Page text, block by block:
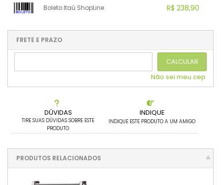
DÚVIDAS
TIRE SUAS DÚVIDAS SOBRE ESTE
PRODUTO
INDIQUE
INDIQUE ESTE PRODUTO A UM AMIGO
2x sem juros de R$ 119,45
4x sem juros de R$ 59,73
5x sem juros de R$ 47,78
.
.
Boleto Itaú ShopLine R$ 238,90
...
....
FRETE E PRAZO
CALCULAR
Não sei meu cep
PRODUTOS RELACIONADOS